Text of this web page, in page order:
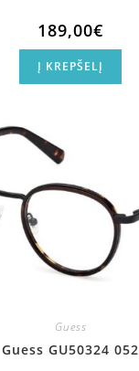
189,00€
Į KREPŠELĮ
Guess
Guess GU50324 052